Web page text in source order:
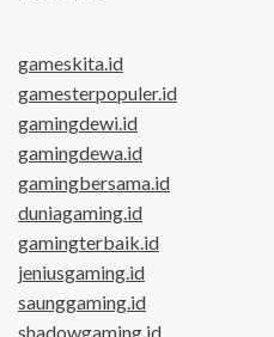
gameskita.id
gamesterpopuler.id
gamingdewi.id
gamingdewa.id
gamingbersama.id
duniagaming.id
gamingterbaik.id
jeniusgaming.id
saunggaming.id
shadowgaming.id